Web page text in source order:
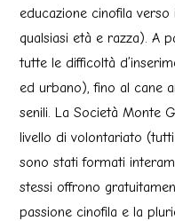
educazione cinofila
qualsiasi età e razza). A
tutte le difficoltà
ed urbano), fino al cane
senili. La Società Monte
livello di volontariato
sono stati formati
stessi offrono
passione cinofila e la